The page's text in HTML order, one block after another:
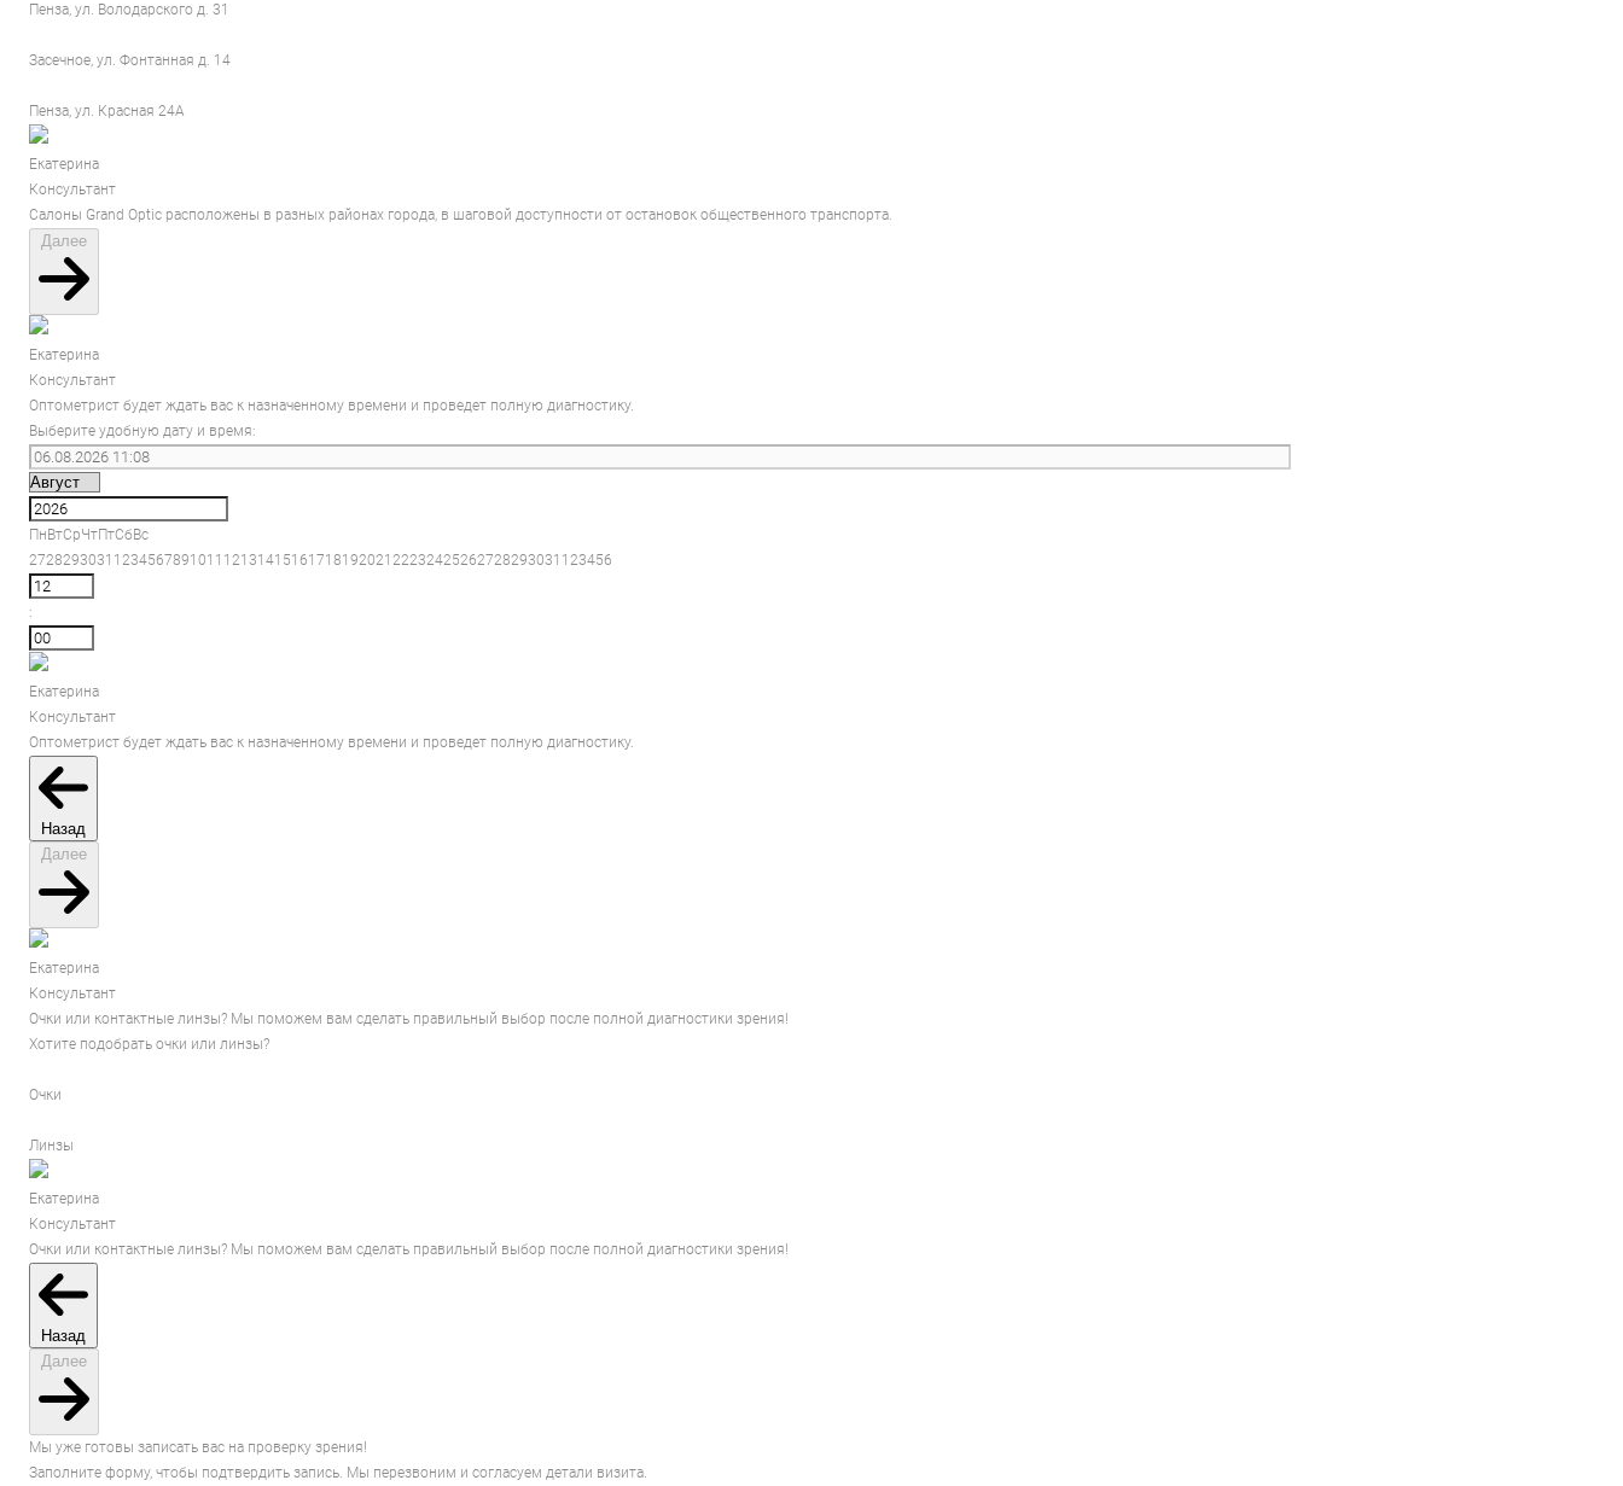
Пенза, ул. Володарского д. 31
Засечное, ул. Фонтанная д. 14
Пенза, ул. Красная 24А
Екатерина
Консультант
Салоны Grand Optic расположены в разных районах города, в шаговой доступности от остановок общественного транспорта.
Далее
Екатерина
Консультант
Оптометрист будет ждать вас к назначенному времени и проведет полную диагностику.
Выберите удобную дату и время:
ПнВтСрЧтПтСбВс
2728293031 1 234567891011 12131415161718192021 22232425262728293031 1 23456
:
Екатерина
Консультант
Оптометрист будет ждать вас к назначенному времени и проведет полную диагностику.
Назад
Далее
Екатерина
Консультант
Очки или контактные линзы? Мы поможем вам сделать правильный выбор после полной диагностики зрения!
Хотите подобрать очки или линзы?
Очки
Линзы
Екатерина
Консультант
Очки или контактные линзы? Мы поможем вам сделать правильный выбор после полной диагностики зрения!
Назад
Далее
Мы уже готовы записать вас на проверку зрения!
Заполните форму, чтобы подтвердить запись. Мы перезвоним и согласуем детали визита.